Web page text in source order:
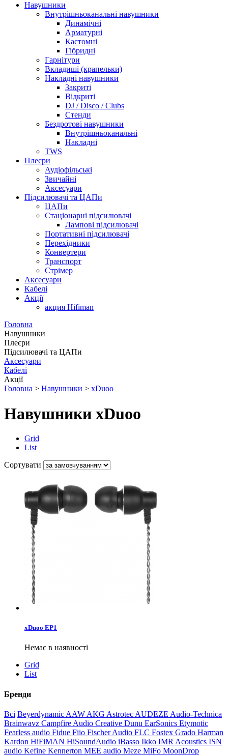
Навушники
Внутрішньоканальні навушники
Динамічні
Арматурні
Кастомні
Гібридні
Гарнітури
Вкладиші (крапельки)
Накладні навушники
Закриті
Відкриті
DJ / Disco / Clubs
Стенди
Бездротові навушники
Внутрішньоканальні
Накладні
TWS
Плеєри
Аудіофільські
Звичайні
Аксесуари
Підсилювачі та ЦАПи
ЦАПи
Стаціонарні підсилювачі
Лампові підсилювачі
Портативні підсилювачі
Перехідники
Конвертери
Транспорт
Стрімер
Аксесуари
Кабелі
Акції
акция Hifiman
Головна
Навушники
Плеєри
Підсилювачі та ЦАПи
Аксесуари
Кабелі
Акції
Головна > Навушники > xDuoo
Навушники xDuoo
Grid
List
Сортувати
xDuoo EP1
Немає в наявності
Grid
List
Бренди
Всі Beyerdynamic AAW AKG Astrotec AUDEZE Audio-Technica
Brainwavz Campfire Audio Creative Dunu EarSonics Etymotic
Fearless audio Fidue Fiio Fischer Audio FLC Fostex Grado Harman
Kardon HiFiMAN HiSoundAudio iBasso Ikko IMR Acoustics ISN
audio Kefine Kennerton MEE audio Meze MiFo MoonDrop